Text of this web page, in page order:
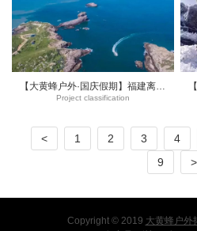
【大黄蜂户外·国庆假期】福建离大陆最远的岛屿----真正的碧海蓝天台山列岛浪漫露营二日游
Project classification
< 1 2 3 4
9
>
Copyright © 2019 大黄蜂户外